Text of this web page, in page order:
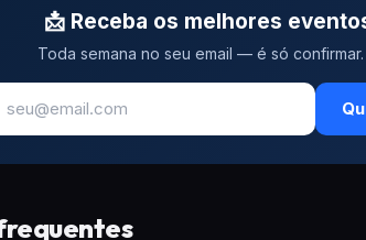
📩 Receba os melhores
Toda semana no seu email — é só confirmar.